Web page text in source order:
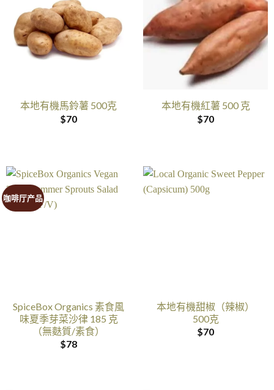
本地有機馬鈴薯 500克
$70
本地有機紅薯 500 克
$70
咖啡厅产品
SpiceBox Organics 素食風
味夏季芽菜沙律 185 克
（無麩質/素食）
$78
本地有機甜椒（辣椒）
500克
$70